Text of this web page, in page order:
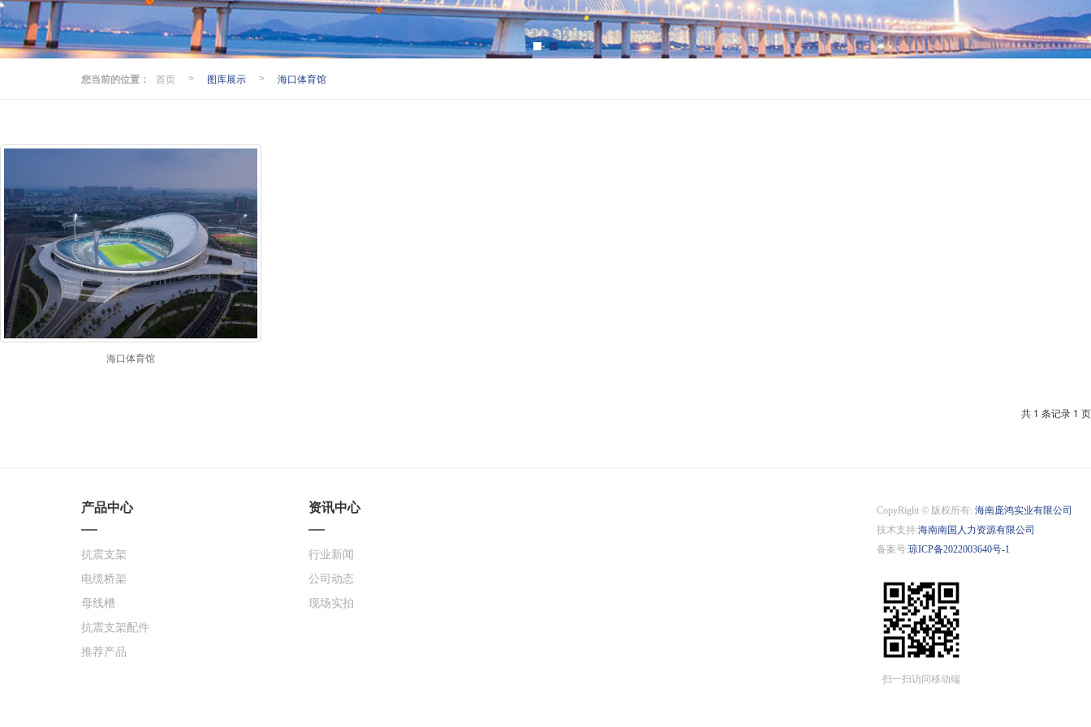
您当前的位置： 首页 > 图库展示 > 海口体育馆
海口体育馆
共 1 条记录 1 页
产品中心
抗震支架
电缆桥架
母线槽
抗震支架配件
推荐产品
资讯中心
行业新闻
公司动态
现场实拍
CopyRight © 版权所有: 海南庞鸿实业有限公司
技术支持:海南南国人力资源有限公司
备案号:琼ICP备2022003640号-1
扫一扫访问移动端